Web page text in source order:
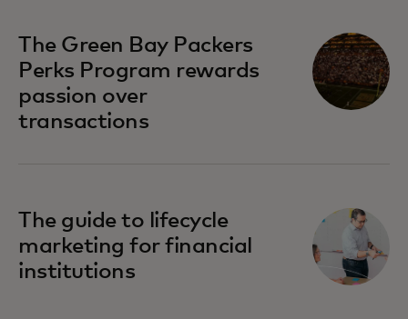
The Green Bay Packers
Perks Program rewards
passion over
transactions
The guide to lifecycle
marketing for financial
institutions